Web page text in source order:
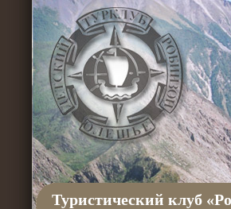
Туристический клуб